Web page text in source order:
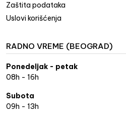
Zaštita podataka
Uslovi korišćenja
RADNO VREME (BEOGRAD)
Ponedeljak - petak
08h - 16h
Subota
09h - 13h